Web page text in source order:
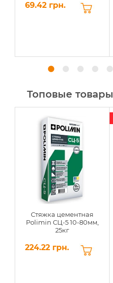
69.42 грн.
Топовые товары
Стяжка цементная
Polimin СЦ-5 10-80мм,
25кг
224.22 грн.